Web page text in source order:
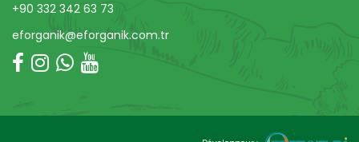
+90 332 342 63 73
eforganik@eforganik.com.tr